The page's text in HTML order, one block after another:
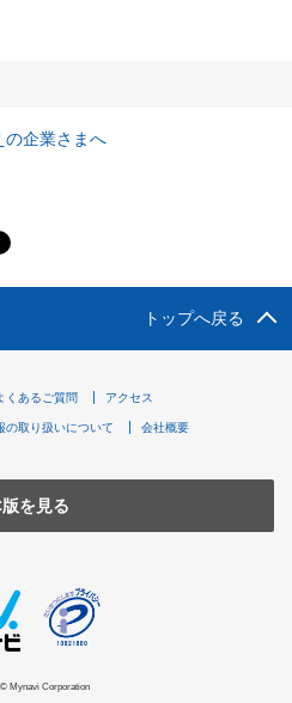
の企業さまへ
トップへ戻る
くあるご質問 アクセス
の取り扱いについて 会社概要
版を見る
Mynavi Corporation